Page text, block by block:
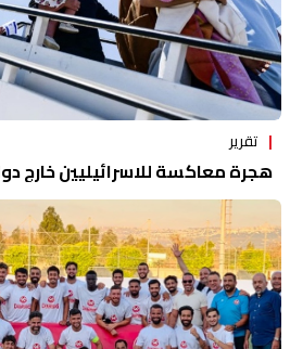
تقرير
هجرة معاكسة للاسرائيليين خارج